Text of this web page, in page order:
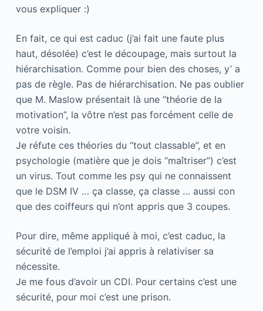
vous expliquer :)
En fait, ce qui est caduc (j’ai fait une faute plus
haut, désolée) c’est le découpage, mais surtout la
hiérarchisation. Comme pour bien des choses, y’ a
pas de règle. Pas de hiérarchisation. Ne pas oublier
que M. Maslow présentait là une “théorie de la
motivation”, la vôtre n’est pas forcément celle de
votre voisin.
Je réfute ces théories du “tout classable”, et en
psychologie (matière que je dois “maîtriser”) c’est
un virus. Tout comme les psy qui ne connaissent
que le DSM IV … ça classe, ça classe … aussi con
que des coiffeurs qui n’ont appris que 3 coupes.
Pour dire, même appliqué à moi, c’est caduc, la
sécurité de l’emploi j’ai appris à relativiser sa
nécessite.
Je me fous d’avoir un CDI. Pour certains c’est une
sécurité, pour moi c’est une prison.